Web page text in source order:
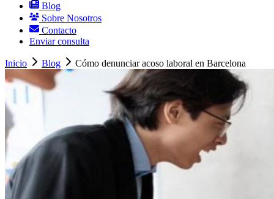
Blog
Sobre Nosotros
Contacto
Enviar consulta
Inicio Blog Cómo denunciar acoso laboral en Barcelona